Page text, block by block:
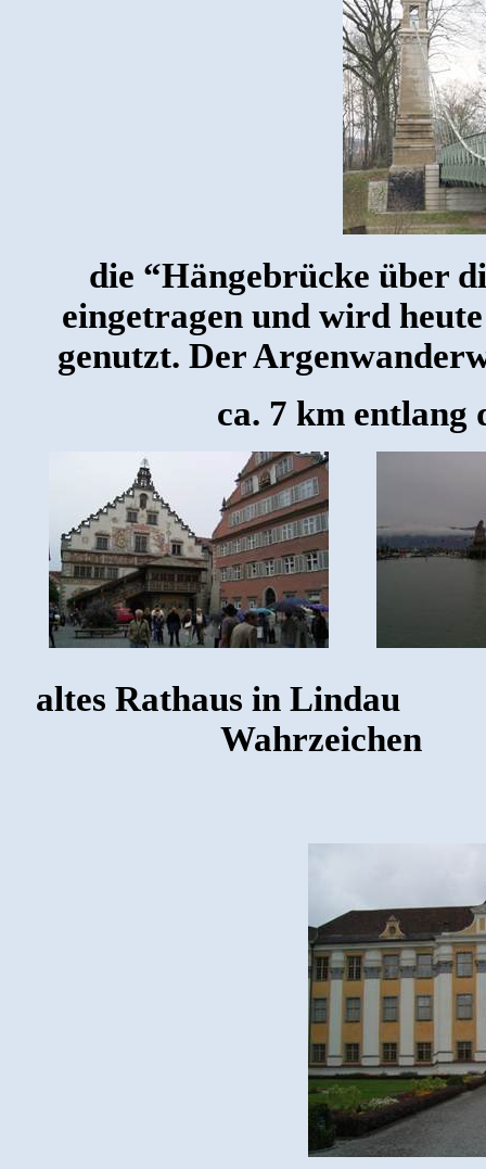
die “Hängebrücke über
eingetragen und wird
genutzt. Der
ca. 7 km entlang
altes Rathaus in Lindau
Wahrzeichen